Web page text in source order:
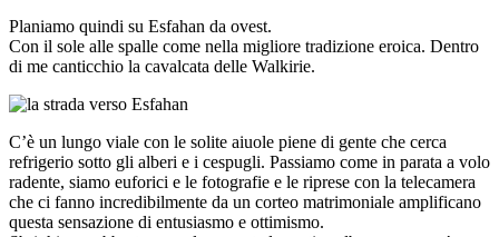
Planiamo quindi su Esfahan da ovest.
Con il sole alle spalle come nella migliore tradizione eroica. Dentro
di me canticchio la cavalcata delle Walkirie.
C’è un lungo viale con le solite aiuole piene di gente che cerca
refrigerio sotto gli alberi e i cespugli. Passiamo come in parata a volo
radente, siamo euforici e le fotografie e le riprese con la telecamera
che ci fanno incredibilmente da un corteo matrimoniale amplificano
questa sensazione di entusiasmo e ottimismo.